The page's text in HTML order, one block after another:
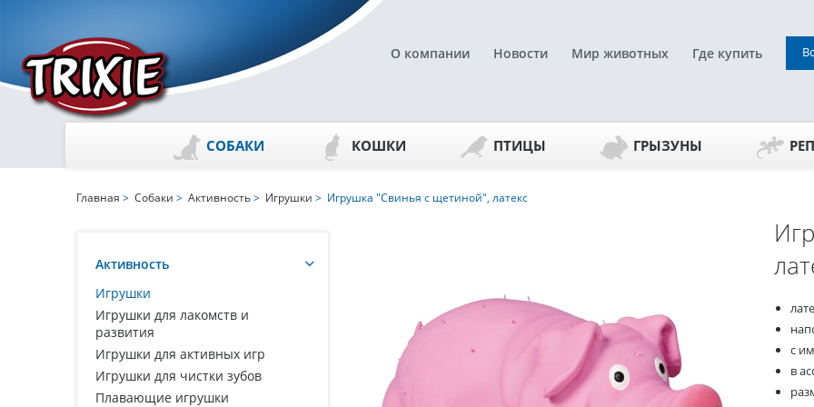
О компании Новости Мир животных Где купить
СОБАКИ КОШКИ ПТИЦЫ ГРЫЗУНЫ
Активность
Игрушки
Игрушки для лакомств и
развития
Игрушки для активных игр
Игрушки для чистки зубов
Плавающие игрушки
Главная > Собаки > Активность> Игрушки > Игрушка "Свинья с щетиной", латекс
с
в